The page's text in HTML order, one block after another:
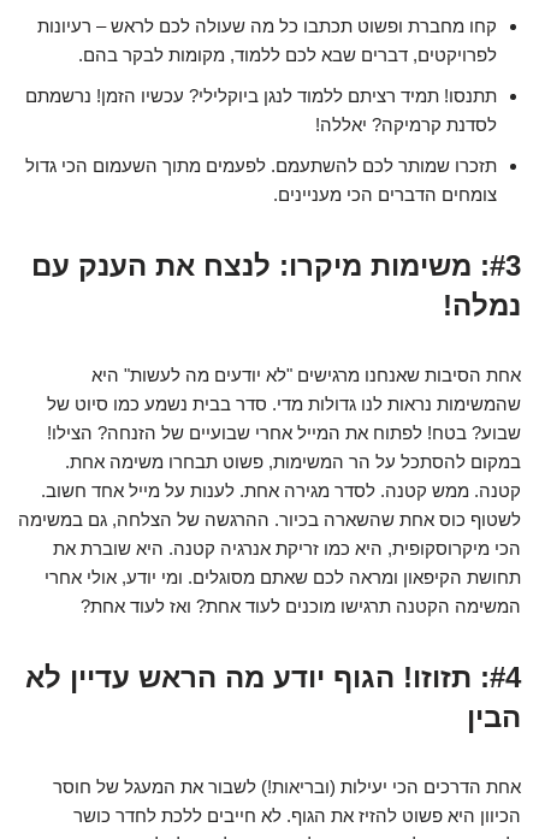
קחו מחברת ופשוט תכתבו כל מה שעולה לכם לראש – רעיונות
לפרויקטים, דברים שבא לכם ללמוד, מקומות לבקר בהם.
תתנסו! תמיד רציתם ללמוד לנגן ביוקלילי? עכשיו הזמן! נרשמתם
לסדנת קרמיקה? יאללה!
תזכרו שמותר לכם להשתעמם. לפעמים מתוך השעמום הכי גדול
צומחים הדברים הכי מעניינים.
#3: משימות מיקרו: לנצח את הענק עם
נמלה!
אחת הסיבות שאנחנו מרגישים "לא יודעים מה לעשות" היא
שהמשימות נראות לנו גדולות מדי. סדר בבית נשמע כמו סיוט של
שבוע? בטח! לפתוח את המייל אחרי שבועיים של הזנחה? הצילו!
במקום להסתכל על הר המשימות, פשוט תבחרו משימה אחת.
קטנה. ממש קטנה. לסדר מגירה אחת. לענות על מייל אחד חשוב.
לשטוף כוס אחת שהשארה בכיור. ההרגשה של הצלחה, גם במשימה
הכי מיקרוסקופית, היא כמו זריקת אנרגיה קטנה. היא שוברת את
תחושת הקיפאון ומראה לכם שאתם מסוגלים. ומי יודע, אולי אחרי
המשימה הקטנה תרגישו מוכנים לעוד אחת? ואז לעוד אחת?
#4: תזוזו! הגוף יודע מה הראש עדיין לא
הבין
אחת הדרכים הכי יעילות (ובריאות!) לשבור את המעגל של חוסר
הכיוון היא פשוט להזיז את הגוף. לא חייבים ללכת לחדר כושר